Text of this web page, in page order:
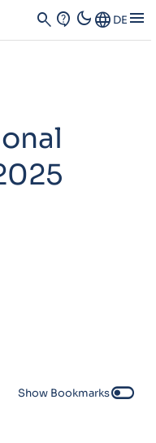
search contact_support dark_modeLanguage DE menu
Show Bookmarkstoggle_off